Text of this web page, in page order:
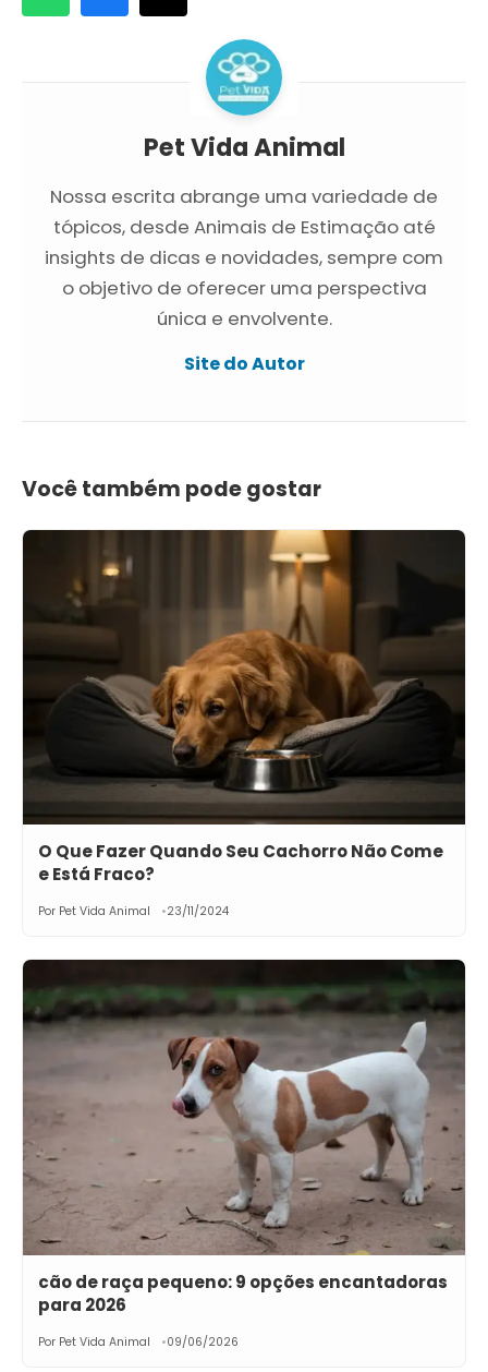
Pet Vida Animal
Nossa escrita abrange uma variedade de
tópicos, desde Animais de Estimação até
insights de dicas e novidades, sempre com
o objetivo de oferecer uma perspectiva
única e envolvente.
Site do Autor
Você também pode gostar
O Que Fazer Quando Seu Cachorro Não Come
e Está Fraco?
Por Pet Vida Animal 23/11/2024
cão de raça pequeno: 9 opções encantadoras
para 2026
Por Pet Vida Animal 09/06/2026